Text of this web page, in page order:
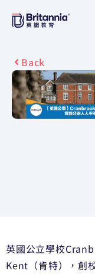
最新
升學
Back
英國公立學校
Kent（肯特），創